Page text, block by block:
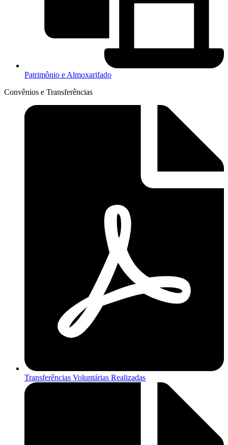
Patrimônio e Almoxarifado
Convênios e Transferências
Transferências Voluntárias Realizadas